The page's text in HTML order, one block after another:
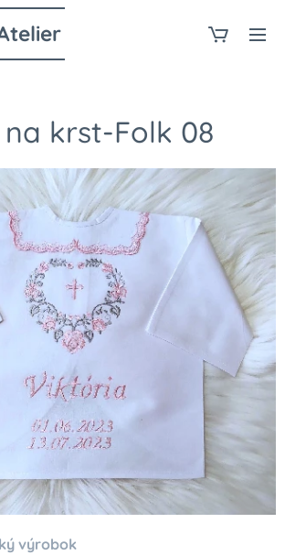
krst-Folk 08
výrobok